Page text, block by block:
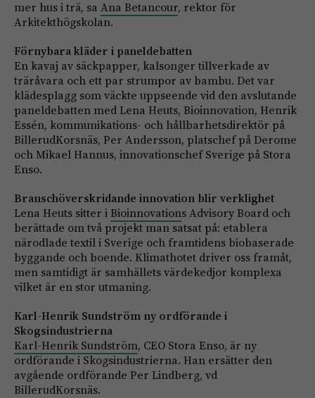
mer hus i trä, sa Ana Betancour, rektor för
Arkitekthögskolan.
Förnybara kläder i paneldebatten
En kavaj av säckpapper, kalsonger tillverkade av
träråvara och ett par strumpor av bambu. Det var
klädesplagg som väckte uppseende vid den avslutande
paneldebatten med Lena Heuts, Bioinnovation, Henrik
Essén, kommunikations- och hållbarhetsdirektör på
BillerudKorsnäs, Per Andersson, platschef på Derome
och Mikael Hannus, innovationschef Sverige på Stora
Enso.
Branschöverskridande innovation blir verklighet
Lena Heuts sitter iBioinnovations Advisory Board och
berättade om två projekt man satsat på: etablera
närodlade textil i Sverige och framtidens biobaserade
byggande och boende. Klimathotet driver oss framåt,
men samtidigt är samhällets värdekedjor komplexa
vilket är en stor utmaning.
Karl-Henrik Sundström ny ordförande i
Skogsindustrierna
Karl-Henrik Sundström, CEO Stora Enso, är ny
ordförande i Skogsindustrierna. Han ersätter den
avgående ordförande Per Lindberg, vd
BillerudKorsnäs.